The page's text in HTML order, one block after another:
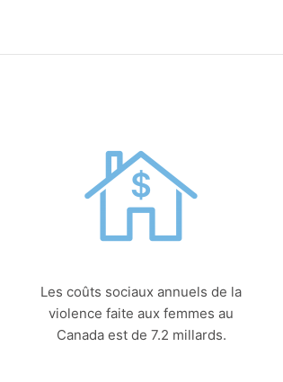
Les coûts sociaux annuels de la
violence faite aux femmes au
Canada est de 7.2 millards.